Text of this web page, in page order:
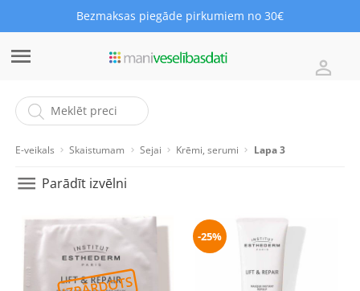
Bezmaksas piegāde pirkumiem no 30€
E-veikals Skaistumam Sejai Krēmi, serumi Lapa 3
Parādīt izvēlni
-25%